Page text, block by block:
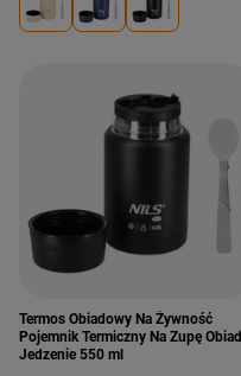
Termos Obiadowy Na Żywność
Pojemnik Termiczny Na Zupę Obiad
Jedzenie 550 ml